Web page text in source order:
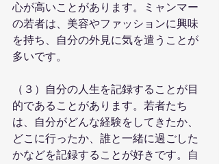
心が高いことがあります。ミャンマー
の若者は、美容やファッションに興味
を持ち、自分の外見に気を遣うことが
多いです。
（３）自分の人生を記録することが目
的であることがあります。若者たち
は、自分がどんな経験をしてきたか、
どこに行ったか、誰と一緒に過ごした
かなどを記録することが好きです。自